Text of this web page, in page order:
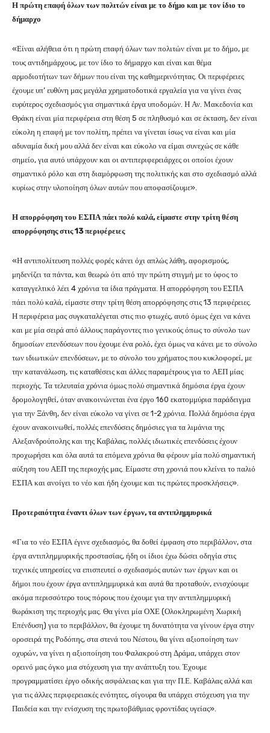
Η πρώτη επαφή όλων των πολιτών είναι με το δήμο και με τον ίδιο το
δήμαρχο
«Είναι αλήθεια ότι η πρώτη επαφή όλων των πολιτών είναι με το δήμο, με
τους αντιδημάρχους, με τον ίδιο το δήμαρχο και είναι και θέμα
αρμοδιοτήτων των δήμων που είναι της καθημερινότητας. Οι περιφέρειες
έχουμε υπ’ ευθύνη μας μεγάλα χρηματοδοτικά εργαλεία για να γίνει ένας
ευρύτερος σχεδιασμός για σημαντικά έργα υποδομών. Η Αν. Μακεδονία και
Θράκη είναι μία περιφέρεια στη θέση 5 σε πληθυσμό και σε έκταση, δεν είναι
εύκολη η επαφή με τον πολίτη, πρέπει να γίνεται ίσως να είναι και μία
αδυναμία δική μου αλλά δεν είναι και εύκολο να είμαι συνεχώς σε κάθε
σημείο, για αυτό υπάρχουν και οι αντιπεριφερειάρχες οι οποίοι έχουν
σημαντικό ρόλο και στη διαμόρφωση της πολιτικής και στο σχεδιασμό αλλά
κυρίως στην υλοποίηση όλων αυτών που αποφασίζουμε».
Η απορρόφηση του ΕΣΠΑ πάει πολύ καλά, είμαστε στην τρίτη θέση
απορρόφησης στις 13 περιφέρειες
«Η αντιπολίτευση πολλές φορές κάνει όχι απλώς λάθη, αφορισμούς,
μηδενίζει τα πάντα, και θεωρώ ότι από την πρώτη στιγμή με το ύφος το
καταγγελτικό λέει 4 χρόνια τα ίδια πράγματα. Η απορρόφηση του ΕΣΠΑ
πάει πολύ καλά, είμαστε στην τρίτη θέση απορρόφησης στις 13 περιφέρειες.
Η περιφέρεια μας συγκαταλέγεται στις πιο φτωχές, αυτό όμως έχει να κάνει
και με μία σειρά από άλλους παράγοντες πιο γενικούς όπως το σύνολο των
δημοσίων επενδύσεων που έχουμε ένα ρολό, έχει όμως να κάνει με το σύνολο
των ιδιωτικών επενδύσεων, με το σύνολο του χρήματος που κυκλοφορεί, με
την κατανάλωση, τις καταθέσεις και άλλες παραμέτρους για το ΑΕΠ μίας
περιοχής. Τα τελευταία χρόνια όμως πολύ σημαντικά δημόσια έργα έχουν
δρομολογηθεί, όταν ανακοινώνεται ένα έργο 160 εκατομμύρια παράδειγμα
για την Ξάνθη, δεν είναι εύκολο να γίνει σε 1-2 χρόνια. Πολλά δημόσια έργα
έχουν ανακοινωθεί, πολλές επενδύσεις δημόσιες για τα λιμάνια της
Αλεξανδρούπολης και της Καβάλας, πολλές ιδιωτικές επενδύσεις έχουν
προχωρήσει και όλα αυτά τα επόμενα χρόνια θα φέρουν μία πολύ σημαντική
αύξηση του ΑΕΠ της περιοχής μας. Είμαστε στη χρονιά που κλείνει το παλιό
ΕΣΠΑ και ανοίγει το νέο και ήδη έχουμε και τις πρώτες προσκλήσεις».
Προτεραιότητα έναντι όλων των έργων, τα αντιπλημμυρικά
«Για το νέο ΕΣΠΑ έγινε σχεδιασμός, θα δοθεί έμφαση στο περιβάλλον, στα
έργα αντιπλημμυρικής προστασίας, ήδη οι ίδιοι έχω δώσει οδηγία στις
τεχνικές υπηρεσίες να επισπευτεί ο σχεδιασμός αυτών των έργων και οι
δήμοι που έχουν έργα αντιπλημμυρικά και αυτά θα προταθούν, ενισχύουμε
ακόμα περισσότερο τους πόρους που έχουμε για την αντιπλημμυρική
θωράκιση της περιοχής μας. Θα γίνει μία ΟΧΕ (Ολοκληρωμένη Χωρική
Επένδυση) για το περιβάλλον, θα έχουμε τη δυνατότητα να γίνουν έργα στην
οροσειρά της Ροδόπης, στα στενά του Νέστου, θα γίνει αξιοποίηση των
οχυρών, να γίνει η αξιοποίηση του Φαλακρού στη Δράμα, υπάρχει στον
ορεινό μας όγκο μια στόχευση για την ανάπτυξη του. Έχουμε
προγραμματίσει έργο οδικής ασφάλειας και για την Π.Ε. Καβάλας αλλά και
για τις άλλες περιφερειακές ενότητες, σίγουρα θα υπάρχει στόχευση για την
Παιδεία και την ενίσχυση της πρωτοβάθμιας φροντίδας υγείας».